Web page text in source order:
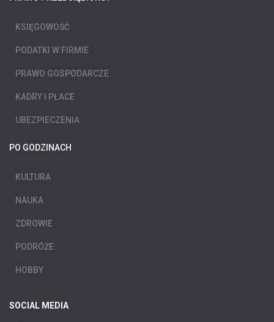
KSIĘGOWOŚĆ
PODATKI W FIRMIE
PRAWO GOSPODARCZE
KADRY I PŁACE
UBEZPIECZENIA
PO GODZINACH
KULTURA
NAUKA
ZDROWIE
PODRÓŻE
HOBBY
SOCIAL MEDIA